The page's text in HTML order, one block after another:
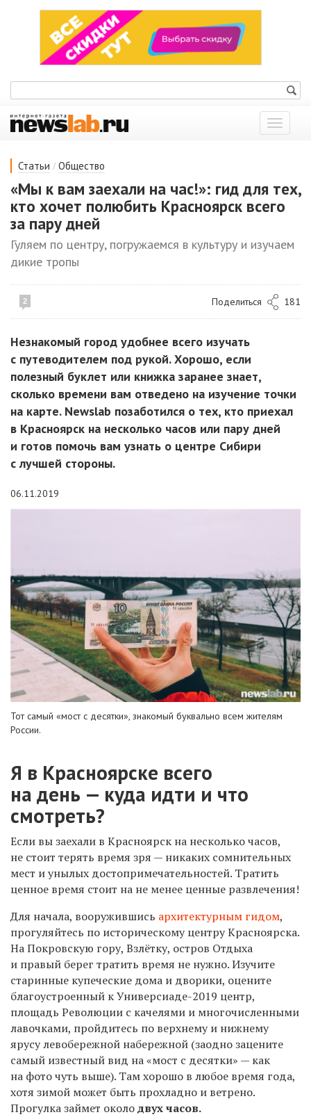
Показать
меню
Статьи / Общество
«Мы к вам заехали на час!»: гид для тех,
кто хочет полюбить Красноярск всего
за пару дней
Гуляем по центру, погружаемся в культуру и изучаем
дикие тропы
2 Поделиться 181
Незнакомый город удобнее всего изучать
с путеводителем под рукой. Хорошо, если
полезный буклет или книжка заранее знает,
сколько времени вам отведено на изучение точки
на карте. Newslab позаботился о тех, кто приехал
в Красноярск на несколько часов или пару дней
и готов помочь вам узнать о центре Сибири
с лучшей стороны.
06.11.2019
Тот самый «мост с десятки», знакомый буквально всем жителям
России.
Я в Красноярске всего
на день — куда идти и что
смотреть?
Если вы заехали в Красноярск на несколько часов,
не стоит терять время зря — никаких сомнительных
мест и унылых достопримечательностей. Тратить
ценное время стоит на не менее ценные развлечения!
Для начала, вооружившись архитектурным гидом,
прогуляйтесь по историческому центру Красноярска.
На Покровскую гору, Взлётку, остров Отдыха
и правый берег тратить время не нужно. Изучите
старинные купеческие дома и дворики, оцените
благоустроенный к Универсиаде-2019 центр,
площадь Революции с качелями и многочисленными
лавочками, пройдитесь по верхнему и нижнему
ярусу левобережной набережной (заодно зацените
самый известный вид на «мост с десятки» — как
на фото чуть выше). Там хорошо в любое время года,
хотя зимой может быть прохладно и ветрено.
Прогулка займет околодвух часов.